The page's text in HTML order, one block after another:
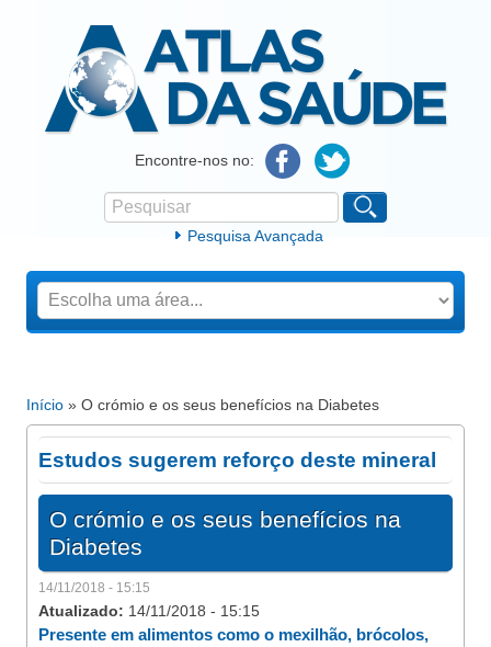
Atlas da SaúdeEncontre-nos no:
Formulário de procura
Pesquisar
Pesquisa Avançada
Está aqui
Início » O crómio e os seus benefícios na Diabetes
Estudos sugerem reforço deste mineral
O crómio e os seus benefícios na
Diabetes
14/11/2018 - 15:15
Atualizado: 14/11/2018 - 15:15
Presente em alimentos como o mexilhão, brócolos,